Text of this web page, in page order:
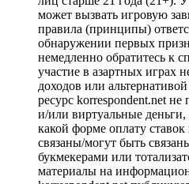
может вызвать игровую
правила (принципы)
обнаружении первых
немедленно обратитесь к
участие в азартных играх
доходов или
ресурс korrespondent.net
и/или виртуальные
какой форме оплату
связаны/могут быть
букмекерами или
материалы на